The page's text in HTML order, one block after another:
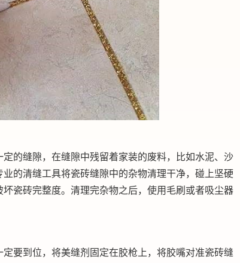
的缝隙，在缝隙中残留着家装的废料，比如水泥、沙
的清缝工具将瓷砖缝隙中的杂物清理干净，碰上坚硬
瓷砖完整度。清理完杂物之后，使用毛刷或者吸尘器
要到位，将美缝剂固定在胶枪上，将胶嘴对准瓷砖缝